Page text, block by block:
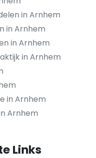
in Arnhem
in Arnhem
in Arnhem
in Arnhem
in Arnhem
Arnhem
Links